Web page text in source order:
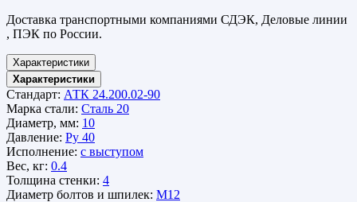
Доставка транспортными компаниями СДЭК, Деловые линии
, ПЭК по России.
Характеристики
Характеристики
Стандарт: АТК 24.200.02-90
Марка стали: Сталь 20
Диаметр, мм: 10
Давление: Ру 40
Исполнение: с выступом
Вес, кг: 0.4
Толщина стенки: 4
Диаметр болтов и шпилек: М12